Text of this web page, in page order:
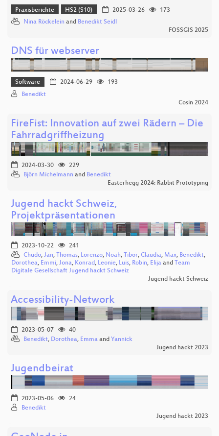
Praxisberichte HS2 (S10) 2025-03-26
173
Nina Röckelein and Benedikt Seidl
FOSSGIS 2025
DNS für webserver
Software 2024-06-29
193
Benedikt
Cosin 2024
FireFist: Innovation auf zwei Rädern – Die
Fahrradgriffheizung
2024-03-30
229
Björn Michelmann and Benedikt
Easterhegg 2024: Rabbit Prototyping
Jugend hackt Schweiz,
Projektpräsentationen
2023-10-22
241
Chudo, Jan, Thomas, Lorenzo, Noah, Tibor, Claudia, Max, Benedikt,
Dorothea, Emmi, Jona, Konrad, Leonie, Luis, Robin, Elija and Team
Digitale Gesellschaft Jugend hackt Schweiz
Jugend hackt Schweiz
Accessibility-Network
2023-05-07
40
Benedikt, Dorothea, Emma and Yannick
Jugend hackt 2023
Jugendbeirat
2023-05-06
24
Benedikt
Jugend hackt 2023